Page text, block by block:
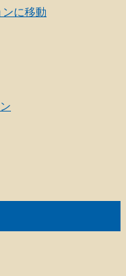
に移動